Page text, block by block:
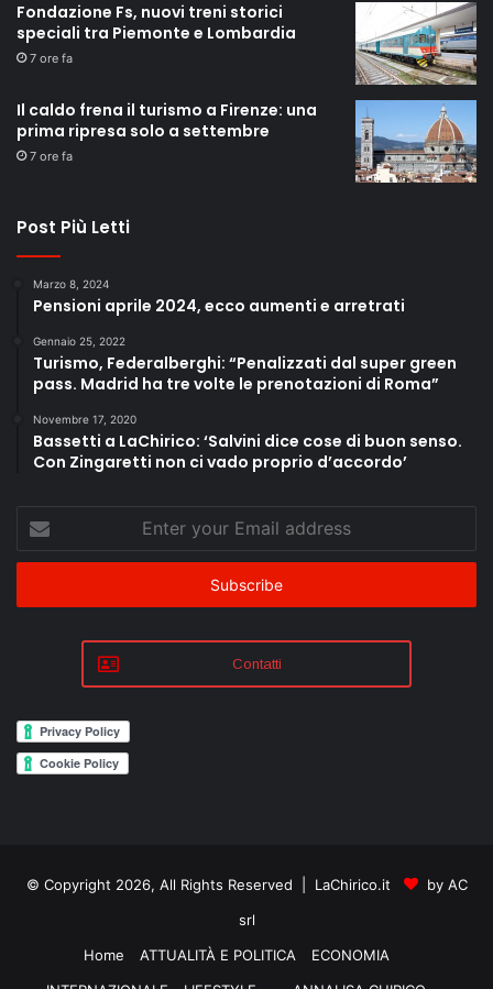
Fondazione Fs, nuovi treni storici
speciali tra Piemonte e Lombardia
7 ore fa
Il caldo frena il turismo a Firenze: una
prima ripresa solo a settembre
7 ore fa
Post Più Letti
Marzo 8, 2024
Pensioni aprile 2024, ecco aumenti e arretrati
Gennaio 25, 2022
Turismo, Federalberghi: “Penalizzati dal super green
pass. Madrid ha tre volte le prenotazioni di Roma”
Novembre 17, 2020
Bassetti a LaChirico: ‘Salvini dice cose di buon senso.
Con Zingaretti non ci vado proprio d’accordo’
Enter
your
Email
Contatti
© Copyright 2026, All Rights Reserved | LaChirico.it
by AC
srl
Home
ATTUALITÀ E POLITICA
ECONOMIA